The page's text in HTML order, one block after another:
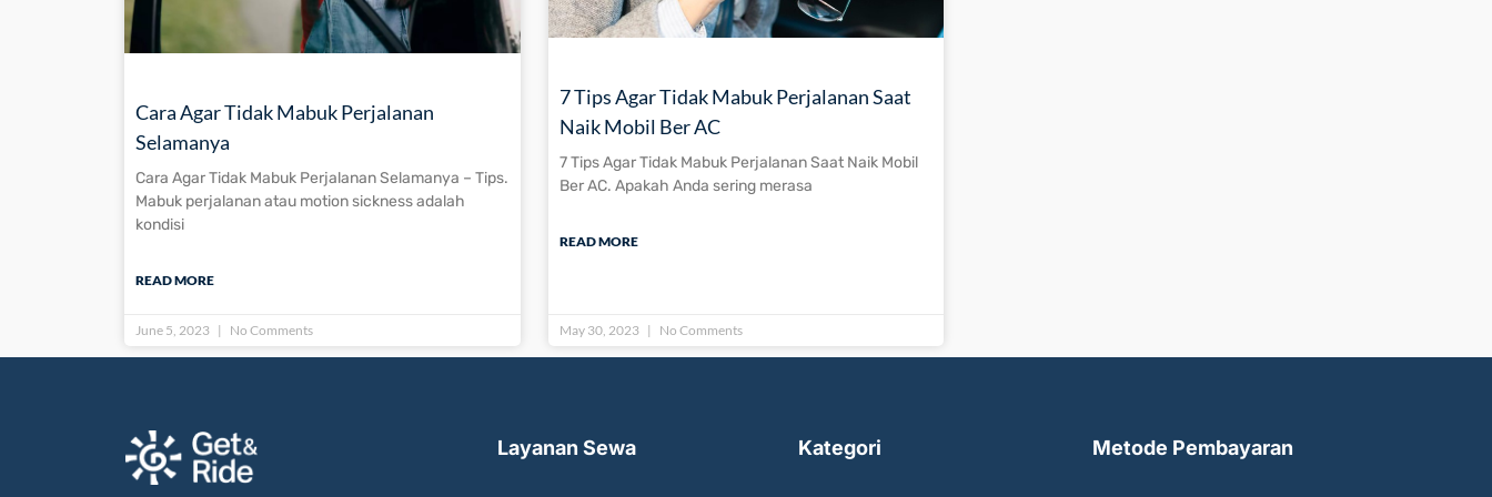
Cara Agar Tidak Mabuk Perjalanan
Selamanya
Cara Agar Tidak Mabuk Perjalanan Selamanya – Tips.
Mabuk perjalanan atau motion sickness adalah
kondisi
READ MORE
June 5, 2023 No Comments
7 Tips Agar Tidak Mabuk Perjalanan Saat
Naik Mobil Ber AC
7 Tips Agar Tidak Mabuk Perjalanan Saat Naik Mobil
Ber AC. Apakah Anda sering merasa
READ MORE
May 30, 2023 No Comments
Layanan Sewa Kategori Metode Pembayaran